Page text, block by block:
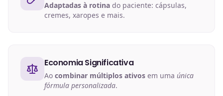
Adaptadas à rotina do paciente: cápsulas,
cremes, xaropes e mais.
Economia Significativa
Ao combinar múltiplos ativos em uma única
fórmula personalizada.